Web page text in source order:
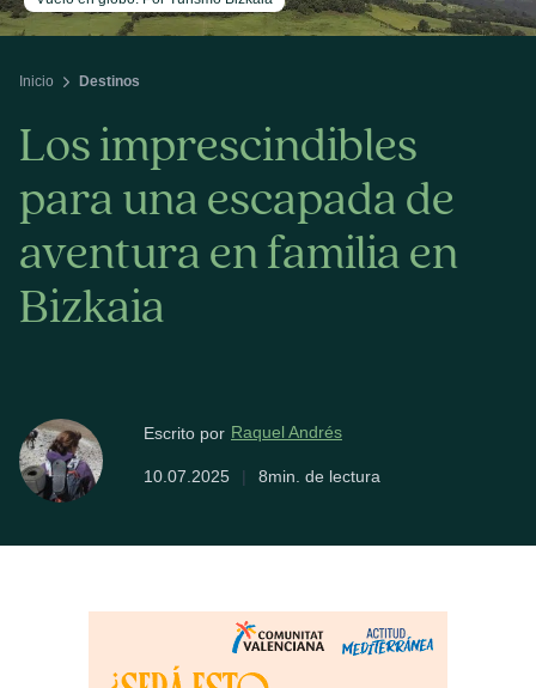
Inicio Destinos
Los imprescindibles
para una escapada de
aventura en familia en
Bizkaia
Escrito por Raquel Andrés
10.07.2025 | 8min. de lectura